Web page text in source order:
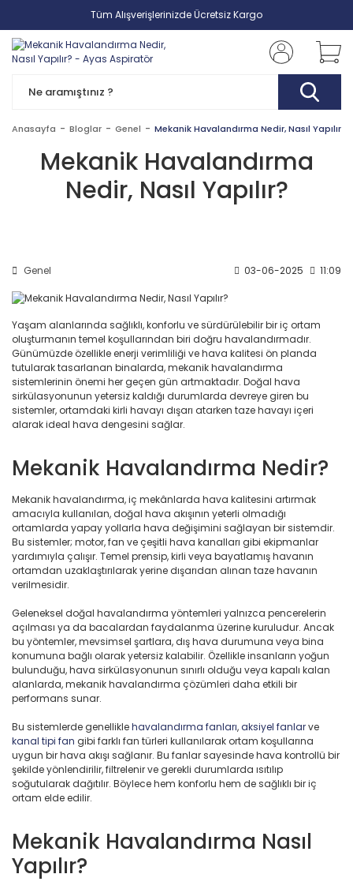
Tüm Alışverişlerinizde Ücretsiz Kargo
Anasayfa Bloglar Genel Mekanik Havalandırma Nedir, Nasıl Yapılır?
Mekanik Havalandırma
Nedir, Nasıl Yapılır?
Genel 03-06-2025 11:09
Yaşam alanlarında sağlıklı, konforlu ve sürdürülebilir bir iç ortam
oluşturmanın temel koşullarından biri doğru havalandırmadır.
Günümüzde özellikle enerji verimliliği ve hava kalitesi ön planda
tutularak tasarlanan binalarda, mekanik havalandırma
sistemlerinin önemi her geçen gün artmaktadır. Doğal hava
sirkülasyonunun yetersiz kaldığı durumlarda devreye giren bu
sistemler, ortamdaki kirli havayı dışarı atarken taze havayı içeri
alarak ideal hava dengesini sağlar.
Mekanik Havalandırma Nedir?
Mekanik havalandırma, iç mekânlarda hava kalitesini artırmak
amacıyla kullanılan, doğal hava akışının yeterli olmadığı
ortamlarda yapay yollarla hava değişimini sağlayan bir sistemdir.
Bu sistemler; motor, fan ve çeşitli hava kanalları gibi ekipmanlar
yardımıyla çalışır. Temel prensip, kirli veya bayatlamış havanın
ortamdan uzaklaştırılarak yerine dışarıdan alınan taze havanın
verilmesidir.
Geleneksel doğal havalandırma yöntemleri yalnızca pencerelerin
açılması ya da bacalardan faydalanma üzerine kuruludur. Ancak
bu yöntemler, mevsimsel şartlara, dış hava durumuna veya bina
konumuna bağlı olarak yetersiz kalabilir. Özellikle insanların yoğun
bulunduğu, hava sirkülasyonunun sınırlı olduğu veya kapalı kalan
alanlarda, mekanik havalandırma çözümleri daha etkili bir
performans sunar.
Bu sistemlerde genelliklehavalandırma fanları,aksiyel fanlarve
kanal tipi fan gibi farklı fan türleri kullanılarak ortam koşullarına
uygun bir hava akışı sağlanır. Bu fanlar sayesinde hava kontrollü bir
şekilde yönlendirilir, filtrelenir ve gerekli durumlarda ısıtılıp
soğutularak dağıtılır. Böylece hem konforlu hem de sağlıklı bir iç
ortam elde edilir.
Mekanik Havalandırma Nasıl
Yapılır?